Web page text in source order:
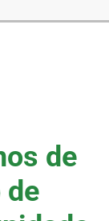
de
de